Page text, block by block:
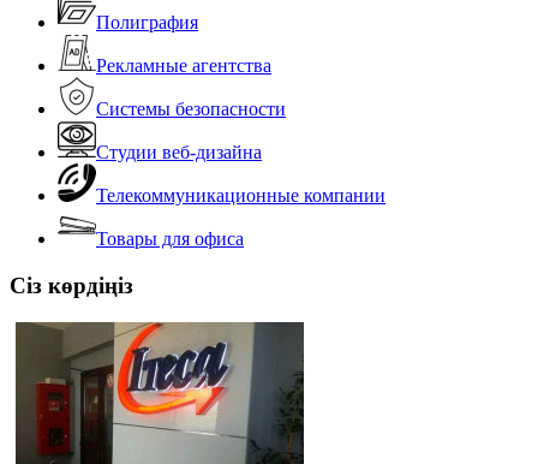
Полиграфия
Рекламные агентства
Системы безопасности
Студии веб-дизайна
Телекоммуникационные компании
Товары для офиса
Сіз көрдіңіз